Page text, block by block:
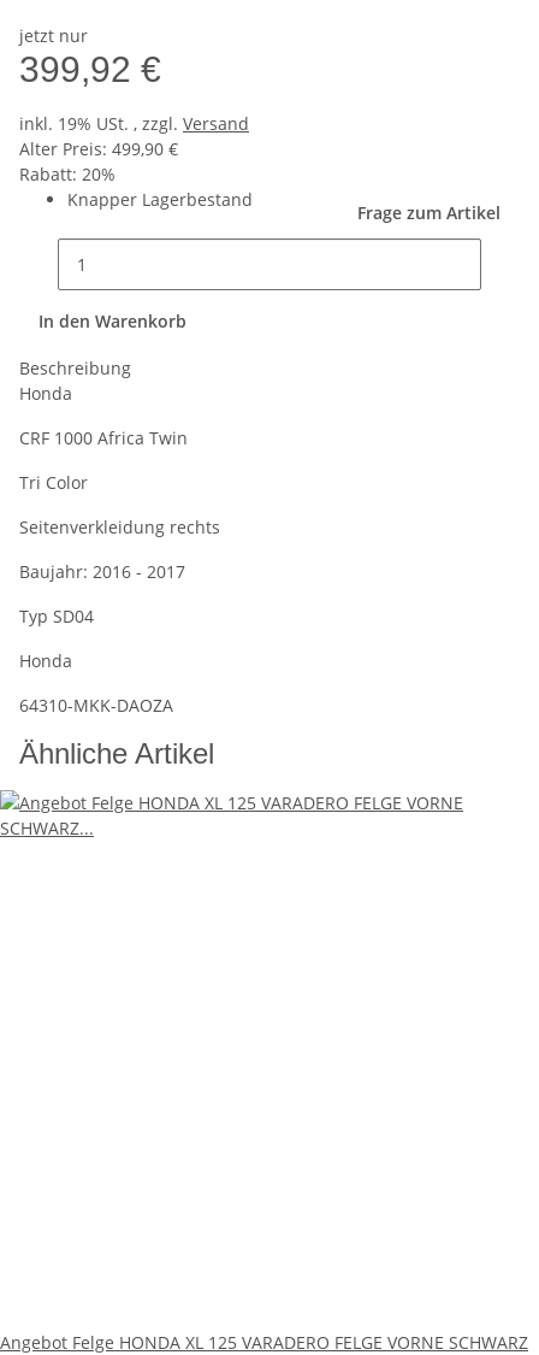
jetzt nur
399,92 €
inkl. 19% USt. , zzgl. Versand
Alter Preis: 499,90 €
Rabatt: 20%
Knapper Lagerbestand
Frage zum Artikel
In den Warenkorb
Beschreibung
Honda
CRF 1000 Africa Twin
Tri Color
Seitenverkleidung rechts
Baujahr: 2016 - 2017
Typ SD04
Honda
64310-MKK-DAOZA
Ähnliche Artikel
Angebot Felge HONDA XL 125 VARADERO FELGE VORNE SCHWARZ